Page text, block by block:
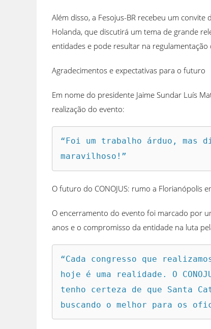
Além disso, a Fesojus-BR recebeu um
Holanda, que discutirá um tema de grande
entidades e pode resultar na regulamentação
Agradecimentos e expectativas para o futuro
Em nome do presidente Jaime Sundar Luís
realização do evento:
“Foi um trabalho árduo, mas
maravilhoso!”
O futuro do CONOJUS: rumo a Florianópolis
O encerramento do evento foi marcado por
anos e o compromisso da entidade na luta
“Cada congresso que
hoje é uma realidade. O
tenho certeza de que Santa
buscando o melhor para os